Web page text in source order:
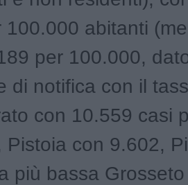
100.000 abitanti
per 100.000,
di notifica con il
con 10.559 casi
Pistoia con 9.602,
più bassa